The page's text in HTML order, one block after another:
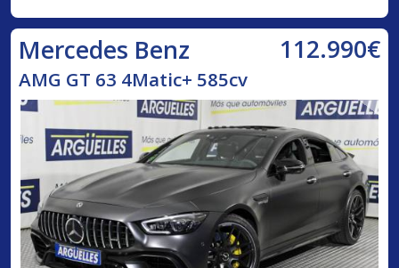
Mercedes Benz 112.990€
AMG GT 63 4Matic+ 585cv